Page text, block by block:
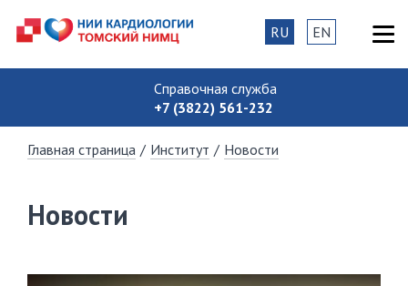
Справочная служба
+7 (3822) 561-232
RU EN
Главная страница / Институт / Новости
Новости